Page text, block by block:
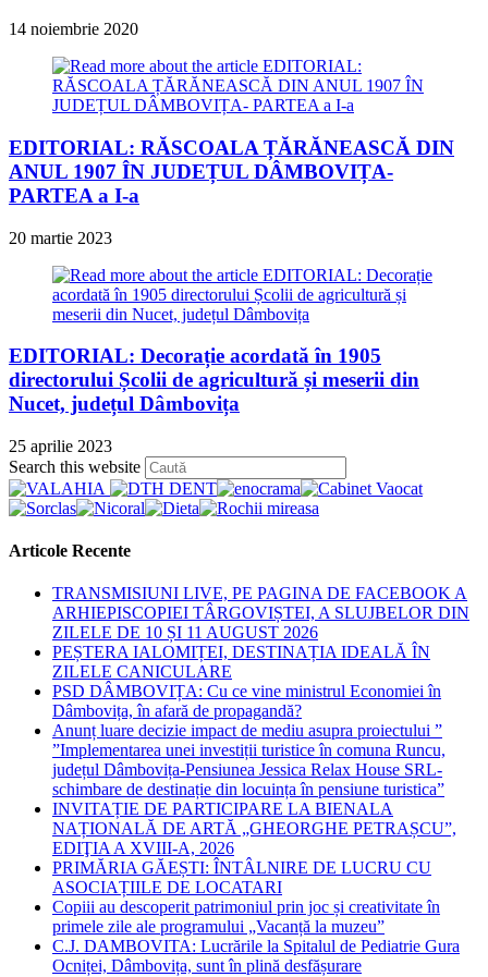
14 noiembrie 2020
EDITORIAL: RĂSCOALA ȚĂRĂNEASCĂ DIN
ANUL 1907 ÎN JUDEȚUL DÂMBOVIȚA-
PARTEA a I-a
20 martie 2023
EDITORIAL: Decorație acordată în 1905
directorului Școlii de agricultură și meserii din
Nucet, județul Dâmbovița
25 aprilie 2023
Search this website
Escape
Articole Recente
TRANSMISIUNI LIVE, PE PAGINA DE FACEBOOK A
ARHIEPISCOPIEI TÂRGOVIȘTEI, A SLUJBELOR DIN
ZILELE DE 10 ȘI 11 AUGUST 2026
PEȘTERA IALOMIȚEI, DESTINAȚIA IDEALĂ ÎN
ZILELE CANICULARE
PSD DÂMBOVIȚA: Cu ce vine ministrul Economiei în
Dâmbovița, în afară de propagandă?
Anunț luare decizie impact de mediu asupra proiectului ”
”Implementarea unei investiții turistice în comuna Runcu,
județul Dâmbovița-Pensiunea Jessica Relax House SRL-
schimbare de destinație din locuința în pensiune turistica”
INVITAȚIE DE PARTICIPARE LA BIENALA
NAȚIONALĂ DE ARTĂ „GHEORGHE PETRAȘCU”,
EDIŢIA A XVIII-A, 2026
PRIMĂRIA GĂEȘTI: ÎNTÂLNIRE DE LUCRU CU
ASOCIAȚIILE DE LOCATARI
Copiii au descoperit patrimoniul prin joc și creativitate în
primele zile ale programului „Vacanță la muzeu”
C.J. DAMBOVITA: Lucrările la Spitalul de Pediatrie Gura
Ocniței, Dâmbovița, sunt în plină desfășurare